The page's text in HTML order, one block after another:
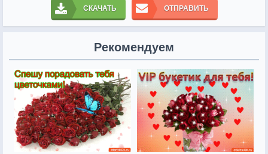
СКАЧАТЬ ОТПРАВИТЬ
Рекомендуем